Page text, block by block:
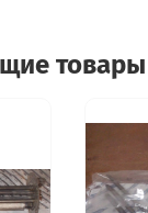
товары